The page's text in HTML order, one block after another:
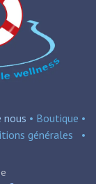
nous • Boutique •
générales •